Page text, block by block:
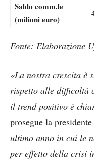
Saldo comm.le
(milioni euro)
Fonte: Elaborazione
«La nostra crescita è
rispetto alle difficoltà
il trend positivo è
prosegue la
ultimo anno in cui le
per effetto della crisi